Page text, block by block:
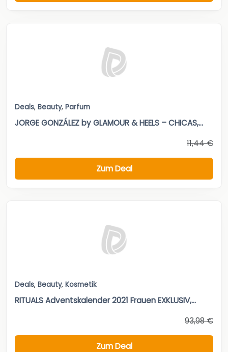
Deals, Beauty, Parfum
JORGE GONZÁLEZ by GLAMOUR & HEELS – CHICAS,...
11,44 €
Zum Deal
Deals, Beauty, Kosmetik
RITUALS Adventskalender 2021 Frauen EXKLUSIV,...
93,98 €
Zum Deal